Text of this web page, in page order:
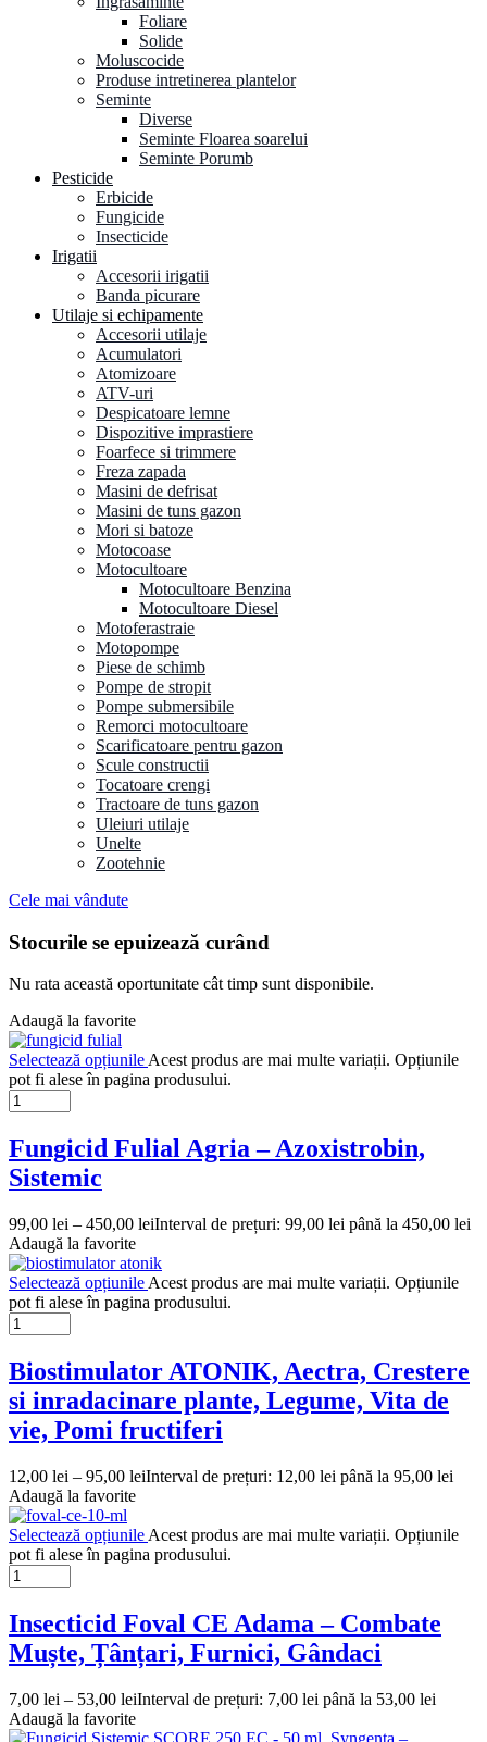
Foliare
Solide
Moluscocide
Produse intretinerea plantelor
Seminte
Diverse
Seminte Floarea soarelui
Seminte Porumb
Pesticide
Erbicide
Fungicide
Insecticide
Irigatii
Accesorii irigatii
Banda picurare
Utilaje si echipamente
Accesorii utilaje
Acumulatori
Atomizoare
ATV-uri
Despicatoare lemne
Dispozitive imprastiere
Foarfece si trimmere
Freza zapada
Masini de defrisat
Masini de tuns gazon
Mori si batoze
Motocoase
Motocultoare
Motocultoare Benzina
Motocultoare Diesel
Motoferastraie
Motopompe
Piese de schimb
Pompe de stropit
Pompe submersibile
Remorci motocultoare
Scarificatoare pentru gazon
Scule constructii
Tocatoare crengi
Tractoare de tuns gazon
Uleiuri utilaje
Unelte
Zootehnie
Cele mai vândute
Stocurile se epuizează curând
Nu rata această oportunitate cât timp sunt disponibile.
Adaugă la favorite
Selectează opțiunile Acest produs are mai multe variații. Opțiunile
pot fi alese în pagina produsului.
Fungicid Fulial Agria – Azoxistrobin,
Sistemic
99,00 lei – 450,00 leiInterval de prețuri: 99,00 lei până la 450,00 lei
Adaugă la favorite
Selectează opțiunile Acest produs are mai multe variații. Opțiunile
pot fi alese în pagina produsului.
Biostimulator ATONIK, Aectra, Crestere
si inradacinare plante, Legume, Vita de
vie, Pomi fructiferi
12,00 lei – 95,00 leiInterval de prețuri: 12,00 lei până la 95,00 lei
Adaugă la favorite
Selectează opțiunile Acest produs are mai multe variații. Opțiunile
pot fi alese în pagina produsului.
Insecticid Foval CE Adama – Combate
Muște, Țânțari, Furnici, Gândaci
7,00 lei – 53,00 leiInterval de prețuri: 7,00 lei până la 53,00 lei
Adaugă la favorite